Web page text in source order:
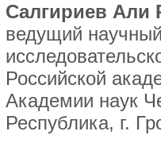
Салгириев Али
ведущий
Российской
Академии наук
Республика, г.